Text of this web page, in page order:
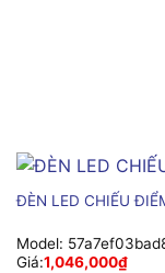
ĐÈN LED CHIẾU
Model:
Giá:1,046,000₫